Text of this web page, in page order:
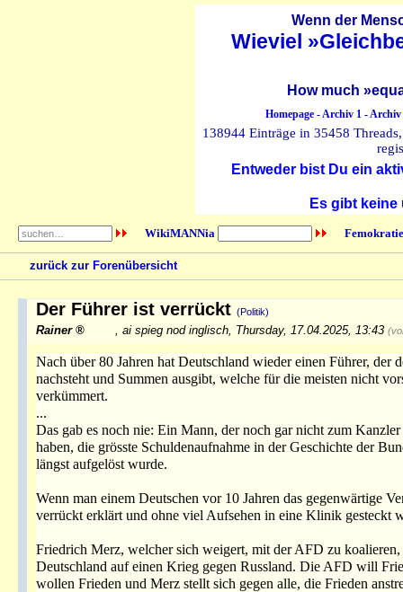
Wenn der
Wieviel
How much
Homepage-Archiv 1-Archiv
138944 Einträge in 35458
Entweder bist Du ein
Es gibt
WikiMANNia
zurück zur Forenübersicht
Der Führer ist verrückt (Politik)
Rainer ai spieg nod inglisch Thursday, 17.04.2025, 13:43
Nach über 80 Jahren hat Deutschland wieder einen Führer, der
nachsteht und Summen ausgibt, welche für die meisten nicht
verkümmert.
...
Das gab es noch nie: Ein Mann, der noch gar nicht zum
haben, die grösste Schuldenaufnahme in der Geschichte der
längst aufgelöst wurde.
Wenn man einem Deutschen vor 10 Jahren das gegenwärtige
verrückt erklärt und ohne viel Aufsehen in eine Klinik gesteckt
Friedrich Merz, welcher sich weigert, mit der AFD zu
Deutschland auf einen Krieg gegen Russland. Die AFD will
wollen Frieden und Merz stellt sich gegen alle, die Frieden